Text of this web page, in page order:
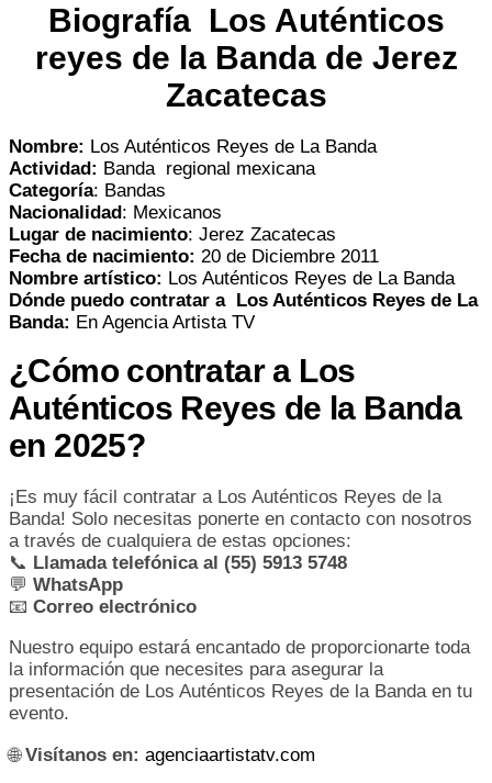
Biografía Los Auténticos
reyes de la Banda de Jerez
Zacatecas
Nombre: Los Auténticos Reyes de La Banda
Actividad: Banda regional mexicana
Categoría: Bandas
Nacionalidad: Mexicanos
Lugar de nacimiento: Jerez Zacatecas
Fecha de nacimiento: 20 de Diciembre 2011
Nombre artístico: Los Auténticos Reyes de La Banda
Dónde puedo contratar a Los Auténticos Reyes de La
Banda: En Agencia Artista TV
¿Cómo contratar a Los
Auténticos Reyes de la Banda
en 2025?
¡Es muy fácil contratar a Los Auténticos Reyes de la
Banda! Solo necesitas ponerte en contacto con nosotros
a través de cualquiera de estas opciones:
📞 Llamada telefónica al (55) 5913 5748
💬 WhatsApp
📧 Correo electrónico
Nuestro equipo estará encantado de proporcionarte toda
la información que necesites para asegurar la
presentación de Los Auténticos Reyes de la Banda en tu
evento.
🌐Visítanos en: agenciaartistatv.com